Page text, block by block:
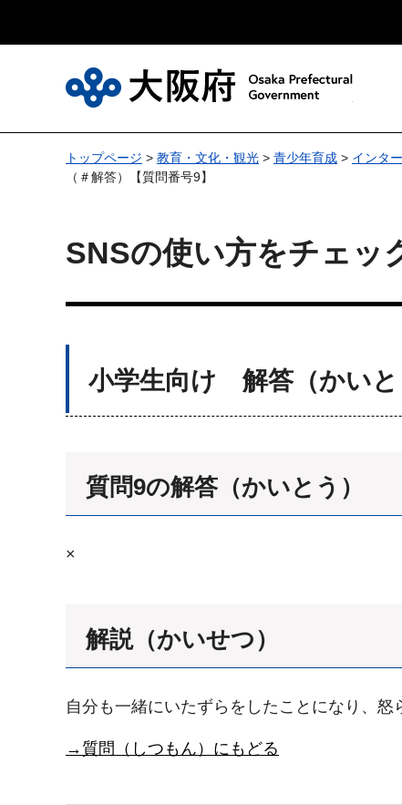
トップページ > 教育・文化・観光 > 青少年育成 > インタ
（＃解答）【質問番号9】
SNSの使い方をチェッ
小学生向け 解答（かいと
質問9の解答（かいとう）
×
解説（かいせつ）
自分も一緒にいたずらをしたことになり、
→質問（しつもん）にもどる